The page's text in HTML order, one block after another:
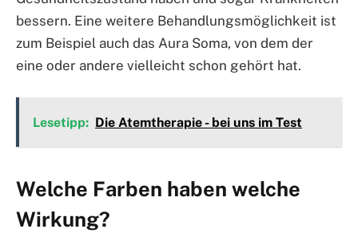
bessern. Eine weitere Behandlungsmöglichkeit ist
zum Beispiel auch das Aura Soma, von dem der
eine oder andere vielleicht schon gehört hat.
Lesetipp: Die Atemtherapie - bei uns im Test
Welche Farben haben welche
Wirkung?